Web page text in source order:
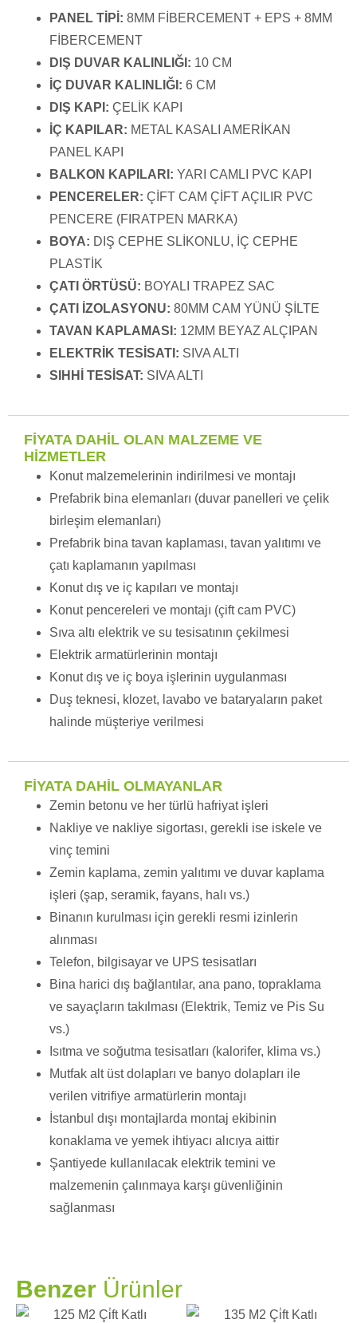
PANEL TİPİ: 8MM FİBERCEMENT + EPS + 8MM
FİBERCEMENT
DIŞ DUVAR KALINLIĞI: 10 CM
İÇ DUVAR KALINLIĞI: 6 CM
DIŞ KAPI: ÇELİK KAPI
İÇ KAPILAR: METAL KASALI AMERİKAN
PANEL KAPI
BALKON KAPILARI: YARI CAMLI PVC KAPI
PENCERELER: ÇİFT CAM ÇİFT AÇILIR PVC
PENCERE (FIRATPEN MARKA)
BOYA: DIŞ CEPHE SLİKONLU, İÇ CEPHE
PLASTİK
ÇATI ÖRTÜSÜ: BOYALI TRAPEZ SAC
ÇATI İZOLASYONU: 80MM CAM YÜNÜ ŞİLTE
TAVAN KAPLAMASI: 12MM BEYAZ ALÇIPAN
ELEKTRİK TESİSATI: SIVA ALTI
SIHHİ TESİSAT: SIVA ALTI
FİYATA DAHİL OLAN MALZEME VE
HİZMETLER
Konut malzemelerinin indirilmesi ve montajı
Prefabrik bina elemanları (duvar panelleri ve çelik
birleşim elemanları)
Prefabrik bina tavan kaplaması, tavan yalıtımı ve
çatı kaplamanın yapılması
Konut dış ve iç kapıları ve montajı
Konut pencereleri ve montajı (çift cam PVC)
Sıva altı elektrik ve su tesisatının çekilmesi
Elektrik armatürlerinin montajı
Konut dış ve iç boya işlerinin uygulanması
Duş teknesi, klozet, lavabo ve bataryaların paket
halinde müşteriye verilmesi
FİYATA DAHİL OLMAYANLAR
Zemin betonu ve her türlü hafriyat işleri
Nakliye ve nakliye sigortası, gerekli ise iskele ve
vinç temini
Zemin kaplama, zemin yalıtımı ve duvar kaplama
işleri (şap, seramik, fayans, halı vs.)
Binanın kurulması için gerekli resmi izinlerin
alınması
Telefon, bilgisayar ve UPS tesisatları
Bina harici dış bağlantılar, ana pano, topraklama
ve sayaçların takılması (Elektrik, Temiz ve Pis Su
vs.)
Isıtma ve soğutma tesisatları (kalorifer, klima vs.)
Mutfak alt üst dolapları ve banyo dolapları ile
verilen vitrifiye armatürlerin montajı
İstanbul dışı montajlarda montaj ekibinin
konaklama ve yemek ihtiyacı alıcıya aittir
Şantiyede kullanılacak elektrik temini ve
malzemenin çalınmaya karşı güvenliğinin
sağlanması
PRAMO
Benzer Ürünler